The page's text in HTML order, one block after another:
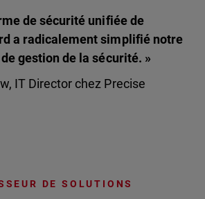
de sécurité unifiée de
a radicalement simplifié notre
gestion de la sécurité. »
IT Director chez Precise
DE SOLUTIONS